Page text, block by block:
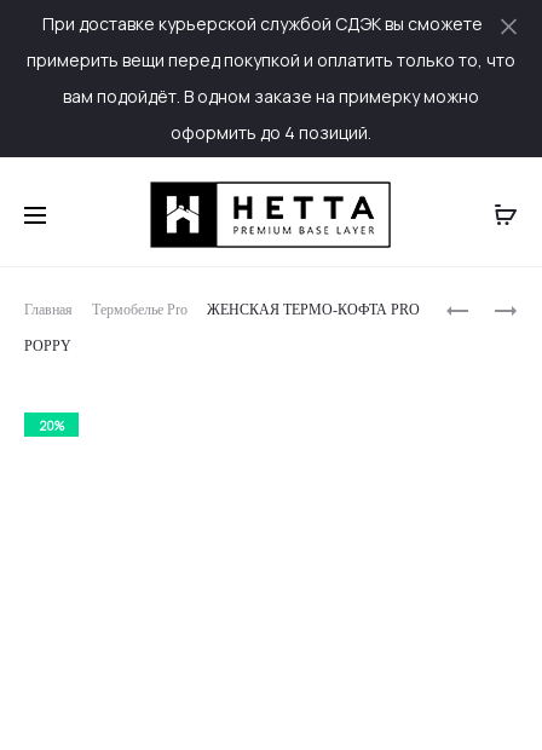
При доставке курьерской службой СДЭК вы сможете
примерить вещи перед покупкой и оплатить только то, что
вам подойдёт. В одном заказе на примерку можно
оформить до 4 позиций.
ЖЕНСКИЕ
ЖЕНСКИЕ
Главная Термобелье Pro ЖЕНСКАЯ ТЕРМО-КОФТА PRO
POPPY
20%